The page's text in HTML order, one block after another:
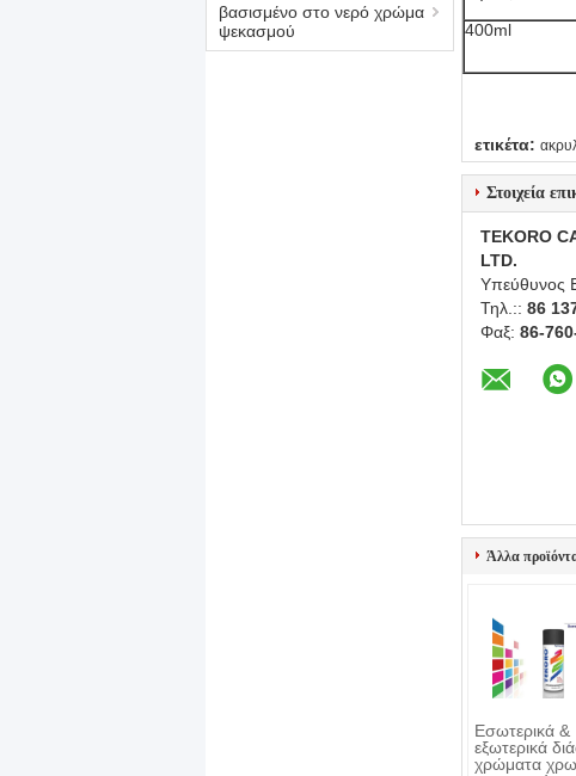
βασισμένο στο νερό χρώμα
ψεκασμού
400ml
ετικέτα:
Στοιχεία
TEKORO
LTD.
Υπεύθυνος
Τηλ.:: 86
Φαξ: 86-
Άλλα
Εσωτερικά &
εξωτερικά
χρώματα